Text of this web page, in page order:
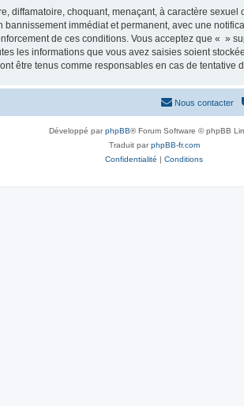
diffamatoire, choquant, menaçant, à caractère
immédiat et permanent, avec une
de ces conditions. Vous acceptez que « »
les informations que vous avez saisies soient
être tenus comme responsables en cas de tentative
Nous contacter
Développé parphpBB® Forum Software © phpBB
Traduit parphpBB-fr.com
Confidentialité | Conditions